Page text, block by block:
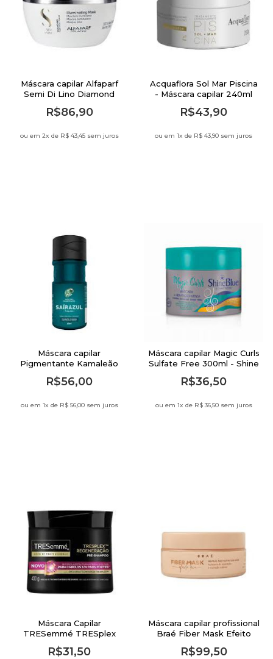
Máscara capilar Alfaparf
Semi Di Lino Diamond
R$86,90
ou em 2x de R$ 43,45 sem juros
Acquaflora Sol Mar Piscina
- Máscara capilar 240ml
R$43,90
ou em 1x de R$ 43,90 sem juros
Máscara capilar
Pigmentante Kamaleão
Color 100ml Saírazul
R$56,00
ou em 1x de R$ 56,00 sem juros
Máscara capilar Magic Curls
Sulfate Free 300ml - Shine
R$36,50
ou em 1x de R$ 36,50 sem juros
Máscara Capilar
TRESemmé TRESplex
Regeneração 400g
R$31,50
Máscara capilar profissional
Braé Fiber Mask Efeito
Teia 200g
R$99,50